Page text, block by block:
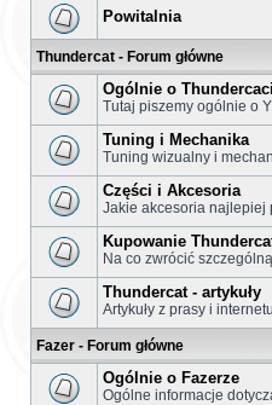
Powitalnia
Thundercat - Forum główne
Ogólnie o
Tutaj piszemy ogólnie o
Tuning i Mechanika
Tuning wizualny i
Części i Akcesoria
Jakie akcesoria najlepiej
Kupowanie
Na co zwrócić
Thundercat - artykuły
Artykuły z prasy i
Fazer - Forum główne
Ogólnie o Fazerze
Ogólne informacje